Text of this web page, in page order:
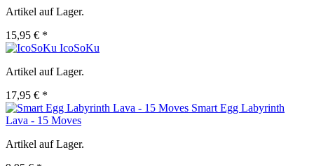
Artikel auf Lager.
15,95 € *
IcoSoKu
Artikel auf Lager.
17,95 € *
Smart Egg Labyrinth
Lava - 15 Moves
Artikel auf Lager.